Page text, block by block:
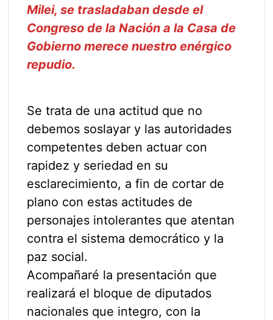
Milei, se trasladaban desde el
Congreso de la Nación a la Casa de
Gobierno merece nuestro enérgico
repudio.
Se trata de una actitud que no
debemos soslayar y las autoridades
competentes deben actuar con
rapidez y seriedad en su
esclarecimiento, a fin de cortar de
plano con estas actitudes de
personajes intolerantes que atentan
contra el sistema democrático y la
paz social.
Acompañaré la presentación que
realizará el bloque de diputados
nacionales que integro, con la